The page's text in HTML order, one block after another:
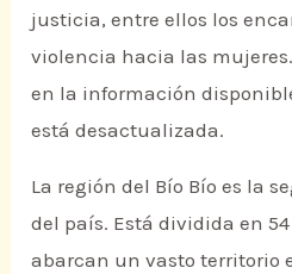
justicia, entre ellos los
violencia hacia las
en la información
está desactualizada.
La región del Bío Bío es la
del país. Está dividida en
abarcan un vasto territorio